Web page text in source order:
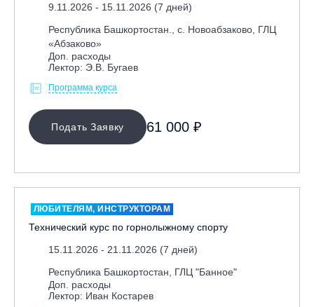
ЛЕКТОР
СРОКИ ПРОВЕДЕНИЯ
ОЧИСТИТЬ ФИЛЬТР
9.11.2026 - 15.11.2026 (7 дней)
Республика Башкортостан., с. Новоабзаково, ГЛЦ
«Абзаково»
Доп. расходы
Лектор: Э.В. Бугаев
Программа курса
Подать Заявку 61 000 ₽
ЛЮБИТЕЛЯМ, ИНСТРУКТОРАМ
Технический курс по горнолыжному спорту
15.11.2026 - 21.11.2026 (7 дней)
Республика Башкортостан, ГЛЦ "Банное"
Доп. расходы
Лектор: Иван Костарев